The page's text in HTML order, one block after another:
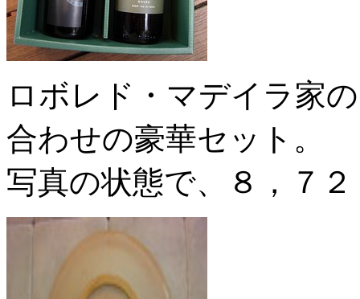
ロボレド・マデイラ家
合わせの豪華セット。
写真の状態で、８，７